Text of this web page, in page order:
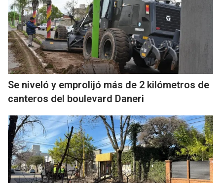
Se niveló y emprolijó más de 2 kilómetros de
canteros del boulevard Daneri